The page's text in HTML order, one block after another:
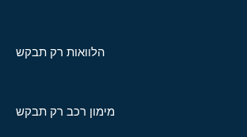
הלוואות רק תבקש
מימון רכב רק תבקש